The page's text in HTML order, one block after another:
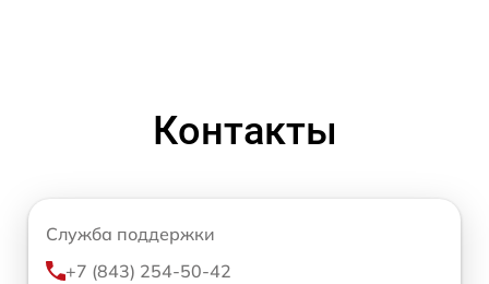
Контакты
Служба поддержки
+7 (843) 254-50-42